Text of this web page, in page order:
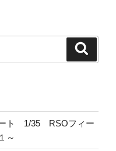
ート 1/35 RSOフィー
～